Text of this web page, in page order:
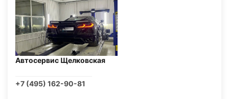
Автосервис Щелковская
+7 (495) 162-90-81